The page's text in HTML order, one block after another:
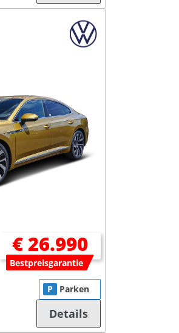
€ 26.990
Bestpreisgarantie
P Parken
Details